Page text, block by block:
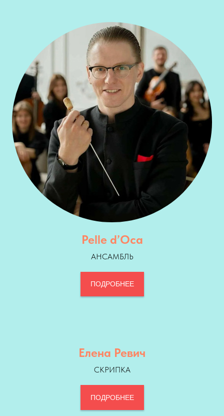
Pelle d’Oca
АНСАМБЛЬ
ПОДРОБНЕЕ
Елена Ревич
СКРИПКА
ПОДРОБНЕЕ